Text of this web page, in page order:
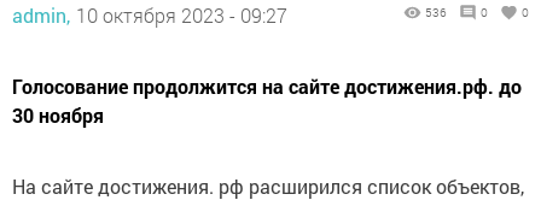
admin, 10 октября 2023 - 09:27 536 0 0
Голосование продолжится на сайте достижения.рф. до
30 ноября
На сайте достижения. рф расширился список объектов,